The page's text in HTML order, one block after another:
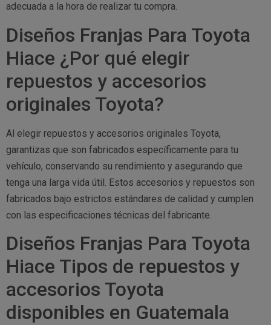
adecuada a la hora de realizar tu compra.
Diseños Franjas Para Toyota
Hiace ¿Por qué elegir
repuestos y accesorios
originales Toyota?
Al elegir repuestos y accesorios originales Toyota,
garantizas que son fabricados específicamente para tu
vehículo, conservando su rendimiento y asegurando que
tenga una larga vida útil. Estos accesorios y repuestos son
fabricados bajo estrictos estándares de calidad y cumplen
con las especificaciones técnicas del fabricante.
Diseños Franjas Para Toyota
Hiace Tipos de repuestos y
accesorios Toyota
disponibles en Guatemala